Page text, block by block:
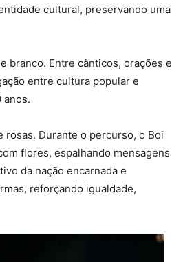
cultural, preservando uma
branco. Entre cânticos, orações e
entre cultura popular e
anos.
rosas. Durante o percurso, o Boi
flores, espalhando mensagens
da nação encarnada e
reforçando igualdade,